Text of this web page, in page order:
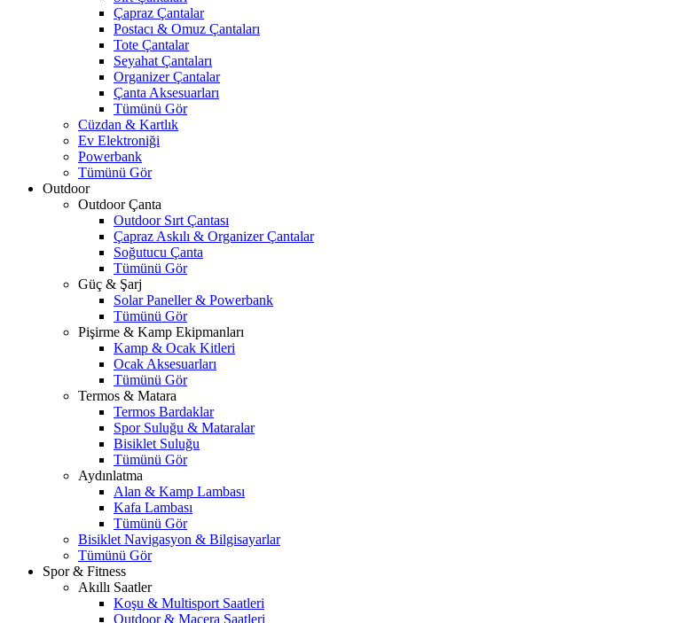
Çapraz Çantalar
Postacı & Omuz Çantaları
Tote Çantalar
Seyahat Çantaları
Organizer Çantalar
Çanta Aksesuarları
Tümünü Gör
Cüzdan & Kartlık
Ev Elektroniği
Powerbank
Tümünü Gör
Outdoor
Outdoor Çanta
Outdoor Sırt Çantası
Çapraz Askılı & Organizer Çantalar
Soğutucu Çanta
Tümünü Gör
Güç & Şarj
Solar Paneller & Powerbank
Tümünü Gör
Pişirme & Kamp Ekipmanları
Kamp & Ocak Kitleri
Ocak Aksesuarları
Tümünü Gör
Termos & Matara
Termos Bardaklar
Spor Suluğu & Mataralar
Bisiklet Suluğu
Tümünü Gör
Aydınlatma
Alan & Kamp Lambası
Kafa Lambası
Tümünü Gör
Bisiklet Navigasyon & Bilgisayarlar
Tümünü Gör
Spor & Fitness
Akıllı Saatler
Koşu & Multisport Saatleri
Outdoor & Macera Saatleri